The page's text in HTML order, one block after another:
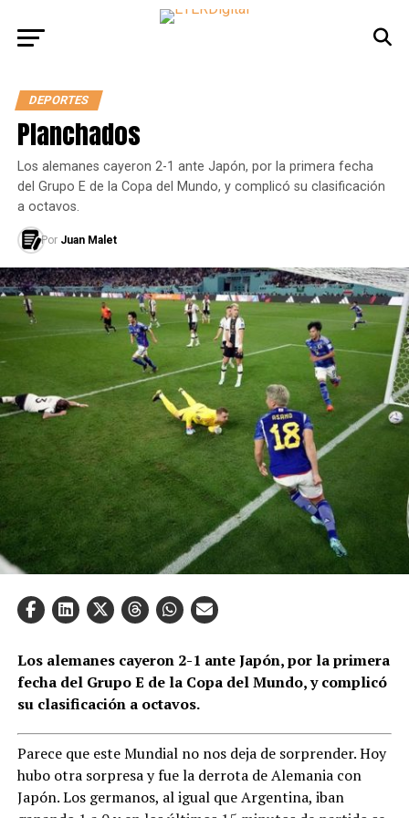
DEPORTES
Planchados
Los alemanes cayeron 2-1 ante Japón, por la primera fecha
del Grupo E de la Copa del Mundo, y complicó su clasificación
a octavos.
Por Juan Malet
Los alemanes cayeron 2-1 ante Japón, por la primera
fecha del Grupo E de la Copa del Mundo, y complicó
su clasificación a octavos.
Parece que este Mundial no nos deja de sorprender. Hoy
hubo otra sorpresa y fue la derrota de Alemania con
Japón. Los germanos, al igual que Argentina, iban